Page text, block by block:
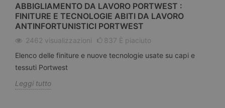
ABBIGLIAMENTO DA LAVORO PORTWEST :
FINITURE E TECNOLOGIE ABITI DA LAVORO
ANTINFORTUNISTICI PORTWEST
2462 visualizzazioni 837 È piaciuto
Elenco delle finiture e nuove tecnologie usate su capi e
tessuti Portwest
Leggi tutto